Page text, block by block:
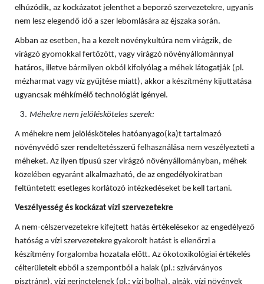
elhúzódik, az kockázatot jelenthet a beporzó szervezetekre, ugyanis
nem lesz elegendő idő a szer lebomlására az éjszaka során.
Abban az esetben, ha a kezelt növénykultúra nem virágzik, de
virágzó gyomokkal fertőzött, vagy virágzó növényállománnyal
határos, illetve bármilyen okból kifolyólag a méhek látogatják (pl.
mézharmat vagy víz gyűjtése miatt), akkor a készítmény kijuttatása
ugyancsak méhkímélő technológiát igényel.
Méhekre nem jelölésköteles szerek:
A méhekre nem jelölésköteles hatóanyago(ka)t tartalmazó
növényvédő szer rendeltetésszerű felhasználása nem veszélyezteti a
méheket. Az ilyen típusú szer virágzó növényállományban, méhek
közelében egyaránt alkalmazható, de az engedélyokiratban
feltüntetett esetleges korlátozó intézkedéseket be kell tartani.
Veszélyesség és kockázat vízi szervezetekre
A nem-célszervezetekre kifejtett hatás értékelésekor az engedélyező
hatóság a vízi szervezetekre gyakorolt hatást is ellenőrzi a
készítmény forgalomba hozatala előtt. Az ökotoxikológiai értékelés
célterületeit ebből a szempontból a halak (pl.: szivárványos
pisztráng), vízi gerinctelenek (pl.: vízi bolha), algák, vízi növények